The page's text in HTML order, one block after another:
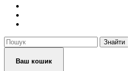
Знайти
Ваш кошик